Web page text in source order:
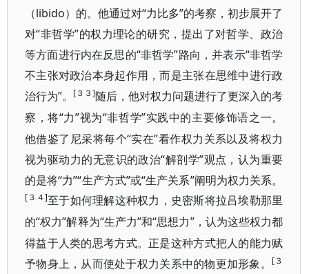
（libido）的。他通过对“力比多”的考察，初步展开了
对“非哲学”的权力理论的研究，提出了对哲学、政治
等方面进行内在反思的“非哲学”路向，并表示“非哲学
不主张对政治本身起作用，而是主张在思维中进行政
治行为”。
[３３]随后，他对权力问题进行了更深入的考
察，将“力”视为“非哲学”实践中的主要修饰语之一。
他借鉴了尼采将每个“实在”看作权力关系以及将权力
视为驱动力的无意识的政治“解剖学”观点，认为重要
的是将“力”“生产方式”或“生产关系”阐明为权力关系。
[３４]至于如何理解这种权力，史密斯将拉吕埃勒那里
的“权力”解释为“生产力”和“思想力”，认为这些权力都
得益于人类的思考方式。正是这种方式把人的能力赋
予物身上，从而使处于权力关系中的物更加形象。
[３